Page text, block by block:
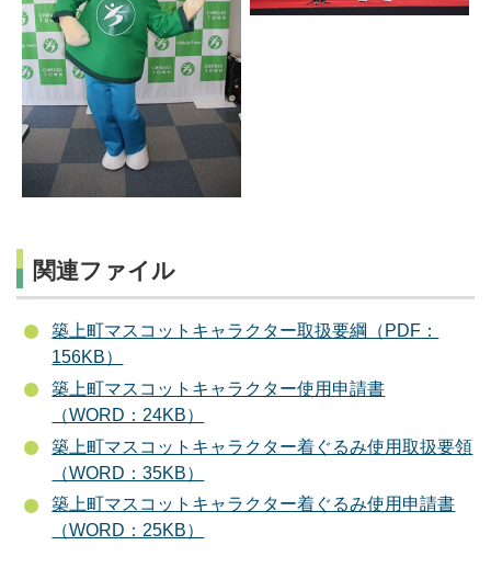
関連ファイル
築上町マスコットキャラクター取扱要綱（PDF：
156KB）
築上町マスコットキャラクター使用申請書
（WORD：24KB）
築上町マスコットキャラクター着ぐるみ使用取扱要領
（WORD：35KB）
築上町マスコットキャラクター着ぐるみ使用申請書
（WORD：25KB）